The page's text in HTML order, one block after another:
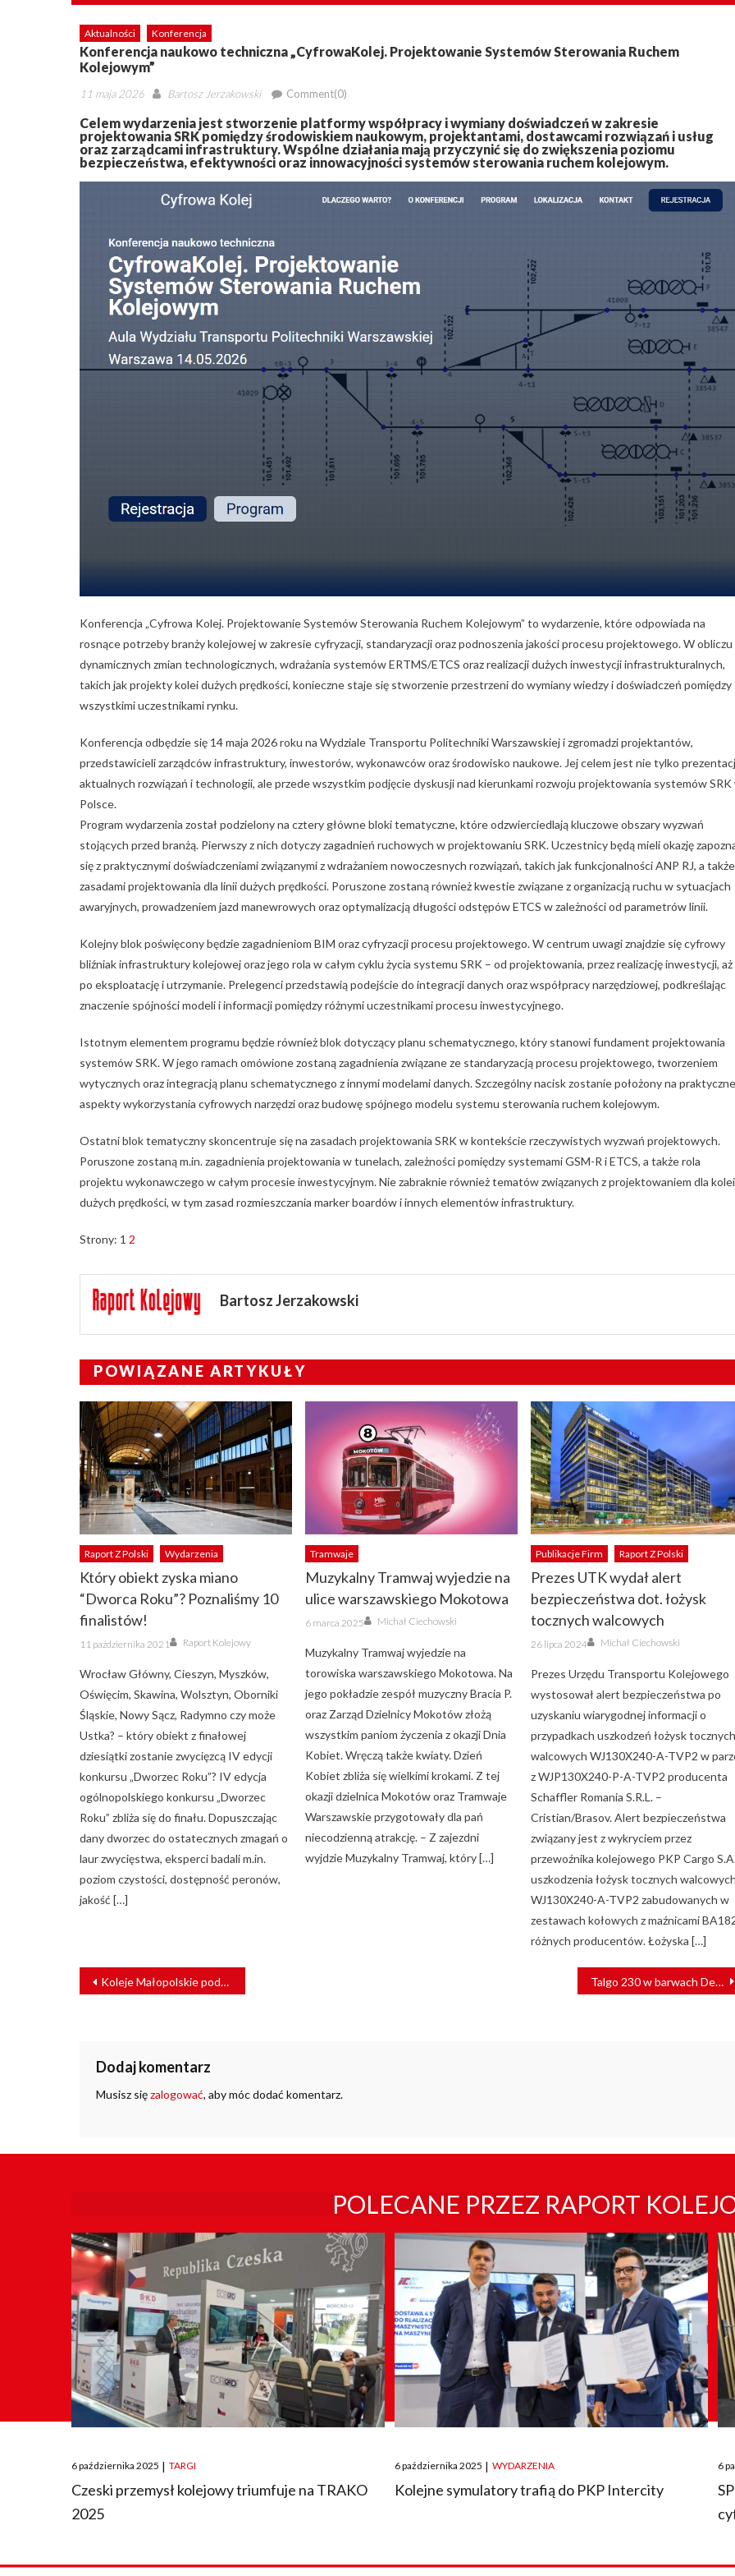
Aktualności Konferencja
Konferencja naukowo techniczna „CyfrowaKolej. Projektowanie Systemów Sterowania Ruchem
Kolejowym”
Posted
11 maja 2026 Author
Bartosz Jerzakowski Comment(0)
Celem wydarzenia jest stworzenie platformy współpracy i wymiany doświadczeń w zakresie
projektowania SRK pomiędzy środowiskiem naukowym, projektantami, dostawcami rozwiązań i usług
oraz zarządcami infrastruktury. Wspólne działania mają przyczynić się do zwiększenia poziomu
bezpieczeństwa, efektywności oraz innowacyjności systemów sterowania ruchem kolejowym.
Konferencja „Cyfrowa Kolej. Projektowanie Systemów Sterowania Ruchem Kolejowym” to wydarzenie, które odpowiada na
rosnące potrzeby branży kolejowej w zakresie cyfryzacji, standaryzacji oraz podnoszenia jakości procesu projektowego. W obliczu
dynamicznych zmian technologicznych, wdrażania systemów ERTMS/ETCS oraz realizacji dużych inwestycji infrastrukturalnych,
takich jak projekty kolei dużych prędkości, konieczne staje się stworzenie przestrzeni do wymiany wiedzy i doświadczeń pomiędzy
wszystkimi uczestnikami rynku.
Konferencja odbędzie się 14 maja 2026 roku na Wydziale Transportu Politechniki Warszawskiej i zgromadzi projektantów,
przedstawicieli zarządców infrastruktury, inwestorów, wykonawców oraz środowisko naukowe. Jej celem jest nie tylko
aktualnych rozwiązań i technologii, ale przede wszystkim podjęcie dyskusji nad kierunkami rozwoju projektowania systemów SRK
Polsce.
Program wydarzenia został podzielony na cztery główne bloki tematyczne, które odzwierciedlają kluczowe obszary wyzwań
stojących przed branżą. Pierwszy z nich dotyczy zagadnień ruchowych w projektowaniu SRK. Uczestnicy będą mieli okazję
się z praktycznymi doświadczeniami związanymi z wdrażaniem nowoczesnych rozwiązań, takich jak funkcjonalności ANP RJ, a
zasadami projektowania dla linii dużych prędkości. Poruszone zostaną również kwestie związane z organizacją ruchu w sytuacjach
awaryjnych, prowadzeniem jazd manewrowych oraz optymalizacją długości odstępów ETCS w zależności od parametrów linii.
Kolejny blok poświęcony będzie zagadnieniom BIM oraz cyfryzacji procesu projektowego. W centrum uwagi znajdzie się cyfrowy
bliźniak infrastruktury kolejowej oraz jego rola w całym cyklu życia systemu SRK – od projektowania, przez realizację inwestycji, aż
po eksploatację i utrzymanie. Prelegenci przedstawią podejście do integracji danych oraz współpracy narzędziowej, podkreślając
znaczenie spójności modeli i informacji pomiędzy różnymi uczestnikami procesu inwestycyjnego.
Istotnym elementem programu będzie również blok dotyczący planu schematycznego, który stanowi fundament projektowania
systemów SRK. W jego ramach omówione zostaną zagadnienia związane ze standaryzacją procesu projektowego, tworzeniem
wytycznych oraz integracją planu schematycznego z innymi modelami danych. Szczególny nacisk zostanie położony na praktyczne
aspekty wykorzystania cyfrowych narzędzi oraz budowę spójnego modelu systemu sterowania ruchem kolejowym.
Ostatni blok tematyczny skoncentruje się na zasadach projektowania SRK w kontekście rzeczywistych wyzwań projektowych.
Poruszone zostaną m.in. zagadnienia projektowania w tunelach, zależności pomiędzy systemami GSM-R i ETCS, a także rola
projektu wykonawczego w całym procesie inwestycyjnym. Nie zabraknie również tematów związanych z projektowaniem dla kolei
dużych prędkości, w tym zasad rozmieszczania marker boardów i innych elementów infrastruktury.
Strony: 1 2
Bartosz Jerzakowski
POWIĄZANE ARTYKUŁY
Raport Z Polski Wydarzenia
Który obiekt zyska miano
“Dworca Roku”? Poznaliśmy 10
finalistów!
Posted
on
11 października 2021 Author
Raport Kolejowy
Wrocław Główny, Cieszyn, Myszków,
Oświęcim, Skawina, Wolsztyn, Oborniki
Śląskie, Nowy Sącz, Radymno czy może
Ustka? – który obiekt z finałowej
dziesiątki zostanie zwycięzcą IV edycji
konkursu „Dworzec Roku”? IV edycja
ogólnopolskiego konkursu „Dworzec
Roku” zbliża się do finału. Dopuszczając
dany dworzec do ostatecznych zmagań o
laur zwycięstwa, eksperci badali m.in.
poziom czystości, dostępność peronów,
jakość […]
Tramwaje
Muzykalny Tramwaj wyjedzie na
ulice warszawskiego Mokotowa
Posted
on
6 marca 2025 Author
Michał Ciechowski
Muzykalny Tramwaj wyjedzie na
torowiska warszawskiego Mokotowa. Na
jego pokładzie zespół muzyczny Bracia P.
oraz Zarząd Dzielnicy Mokotów złożą
wszystkim paniom życzenia z okazji Dnia
Kobiet. Wręczą także kwiaty. Dzień
Kobiet zbliża się wielkimi krokami. Z tej
okazji dzielnica Mokotów oraz Tramwaje
Warszawskie przygotowały dla pań
niecodzienną atrakcję. – Z zajezdni
wyjdzie Muzykalny Tramwaj, który […]
Publikacje Firm Raport Z Polski
Prezes UTK wydał alert
bezpieczeństwa dot. łożysk
tocznych walcowych
Posted
on
26 lipca 2024 Author
Michał Ciechowski
Prezes Urzędu Transportu Kolejowego
wystosował alert bezpieczeństwa po
uzyskaniu wiarygodnej informacji o
przypadkach uszkodzeń łożysk
walcowych WJ130X240-A-TVP2 w
z WJP130X240-P-A-TVP2 producenta
Schaffler Romania S.R.L. –
Cristian/Brasov. Alert bezpieczeństwa
związany jest z wykryciem przez
przewoźnika kolejowego PKP Cargo
uszkodzenia łożysk tocznych
WJ130X240-A-TVP2 zabudowanych w
zestawach kołowych z maźnicami
różnych producentów. Łożyska […]
NAWIGACJA
WPISU
Koleje Małopolskie podpisały umowę z NEWAG S.A. Talgo 230 w barwach Deutsche Bahn już jeździ na wyspę Sylt
Dodaj komentarz
Musisz sięzalogować, aby móc dodać komentarz.
POLECANE PRZEZ RAPORT
Posted
on
6 października 2025 | TARGI
Czeski przemysł kolejowy triumfuje na TRAKO
2025
Posted
on
6 października 2025 | WYDARZENIA
Kolejne symulatory trafią do PKP Intercity
on
6